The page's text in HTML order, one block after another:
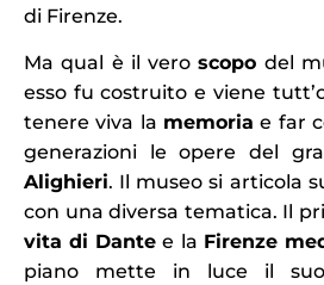
di Firenze.
Ma qual è il veroscopo del
esso fu costruito e viene
tenere viva la memoria e far
generazioni le opere del
Alighieri. Il museo si articola
con una diversa tematica. Il
vita di Dante e la Firenze
piano mette in luce il